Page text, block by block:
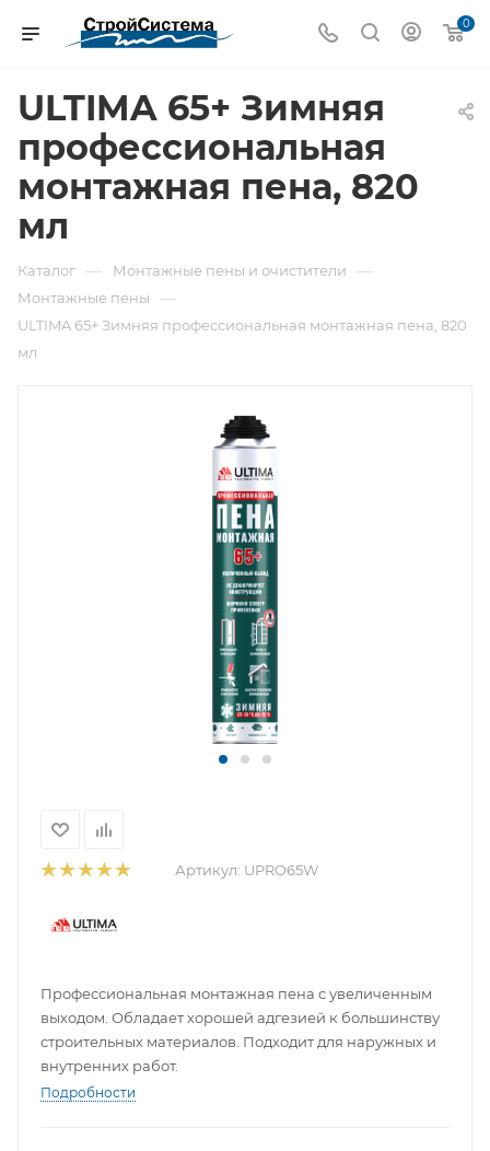
0
ULTIMA 65+ Зимняя
профессиональная
монтажная пена, 820
мл
Каталог — Монтажные пены и очистители —
Монтажные пены —
ULTIMA 65+ Зимняя профессиональная монтажная пена, 820
мл
Артикул: UPRO65W
Профессиональная монтажная пена с увеличенным
выходом. Обладает хорошей адгезией к большинству
строительных материалов. Подходит для наружных и
внутренних работ.
Подробности